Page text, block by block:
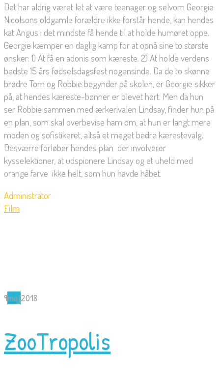
Det har aldrig været let at være teenager og selvom Georgie
Nicolsons oldgamle forældre ikke forstår hende, kan hendes
kat Angus i det mindste få hende til at holde humøret oppe.
Georgie kæmper en daglig kamp for at opnå sine to største
ønsker: 1) At få en adonis som kæreste. 2) At holde verdens
bedste 15 års fødselsdagsfest nogensinde. Da de to skønne
brødre Tom og Robbie begynder på skolen, er Georgie sikker
på, at hendes kæreste-bønner er blevet hørt. Men da hun
ser Robbie sammen med ærkerivalen Lindsay, finder hun på
en plan, som skal overbevise ham om, at hun er langt mere
moden og sofistikeret, altså et meget bedre kærestevalg.
Desværre forløber hendes plan  der involverer
kysselektioner, at udspionere Lindsay og et uheld med
orange farve  ikke helt, som hun havde håbet.
Administrator
Film
9maj2018
ZooTropolis